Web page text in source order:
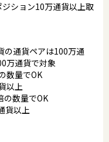
ション10万通貨以上取
通貨ペアは100万通
万通貨で対象
数量でOK
以上
の数量でOK
貨以上